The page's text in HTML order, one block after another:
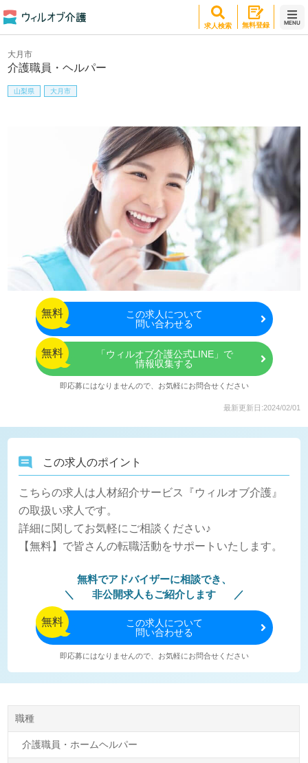
求人検索 無料登録 MENU
介護職員・ヘルパー
大月市
山梨県 大月市
無料 この求人について
問い合わせる
無料
「ウィルオブ介護公式LINE」で
情報収集する
即応募にはなりませんので、お気軽にお問合せください
最新更新日:2024/02/01
この求人のポイント
こちらの求人は人材紹介サービス『ウィルオブ介護』
の取扱い求人です。
詳細に関してお気軽にご相談ください♪
【無料】で皆さんの転職活動をサポートいたします。
無料でアドバイザーに相談でき、
非公開求人もご紹介します
無料 この求人について
問い合わせる
即応募にはなりませんので、お気軽にお問合せください
職種
介護職員・ホームヘルパー